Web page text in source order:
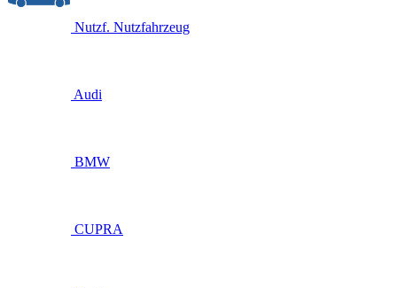
Nutzf. Nutzfahrzeug
Audi
BMW
CUPRA